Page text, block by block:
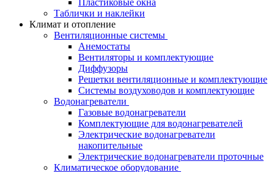
Таблички и наклейки
Климат и отопление
Вентиляционные системы
Анемостаты
Вентиляторы и комплектующие
Диффузоры
Решетки вентиляционные и комплектующие
Системы воздуховодов и комплектующие
Водонагреватели
Газовые водонагреватели
Комплектующие для водонагревателей
Электрические водонагреватели
накопительные
Электрические водонагреватели проточные
Климатическое оборудование